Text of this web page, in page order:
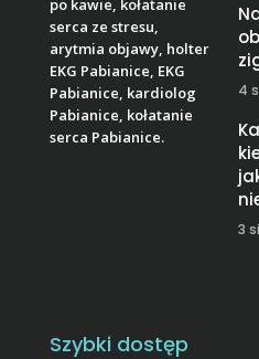
4
3
Szybki dostęp